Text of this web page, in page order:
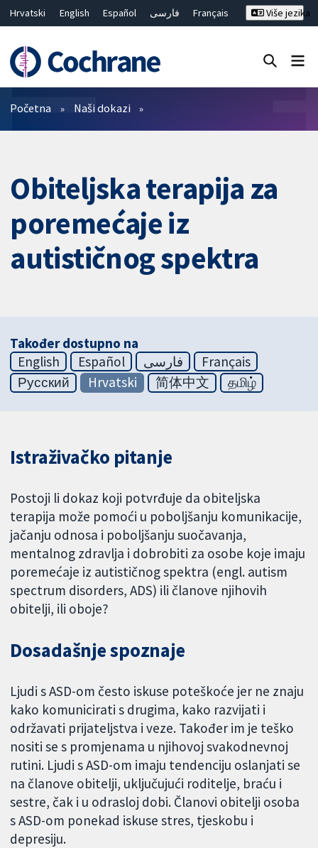
Hrvatski English Español فارسی
Français
繁體中文
简体中文
Više jezika
Prečistači
Početna Naši dokazi
Obiteljska terapija za
poremećaje iz
autističnog spektra
Također dostupno na
English
Español فارسی
Français
Русский
Hrvatski 简体中文 தமிழ்
Istraživačko pitanje
Postoji li dokaz koji potvrđuje da obiteljska
terapija može pomoći u poboljšanju komunikacije,
jačanju odnosa i poboljšanju suočavanja,
mentalnog zdravlja i dobrobiti za osobe koje imaju
poremećaje iz autističnog spektra (engl. autism
spectrum disorders, ADS) ili članove njihovih
obitelji, ili oboje?
Dosadašnje spoznaje
Ljudi s ASD-om često iskuse poteškoće jer ne znaju
kako komunicirati s drugima, kako razvijati i
održavati prijateljstva i veze. Također im je teško
nositi se s promjenama u njihovoj svakodnevnoj
rutini. Ljudi s ASD-om imaju tendenciju oslanjati se
na članove obitelji, uključujući roditelje, braću i
sestre, čak i u odrasloj dobi. Članovi obitelji osoba
s ASD-om ponekad iskuse stres, tjeskobu i
depresiju.